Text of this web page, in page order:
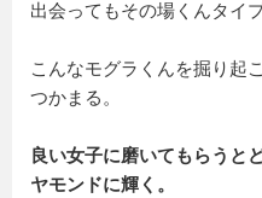
出会ってもその場くんタイ
こんなモグラくんを掘り起
つかまる。
良い女子に磨いてもらうと
ヤモンドに輝く。